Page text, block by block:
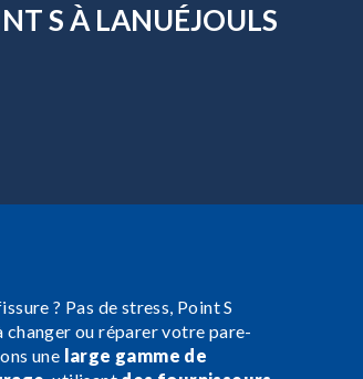
S À LANUÉJOULS
? Pas de stress, Point S
changer ou réparer votre pare-
une large gamme de